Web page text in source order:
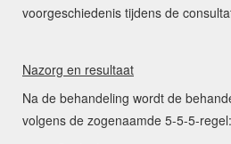
voorgeschiedenis tijdens de
Nazorg en resultaat
Na de behandeling wordt de
volgens de zogenaamde 5-5-5-regel: